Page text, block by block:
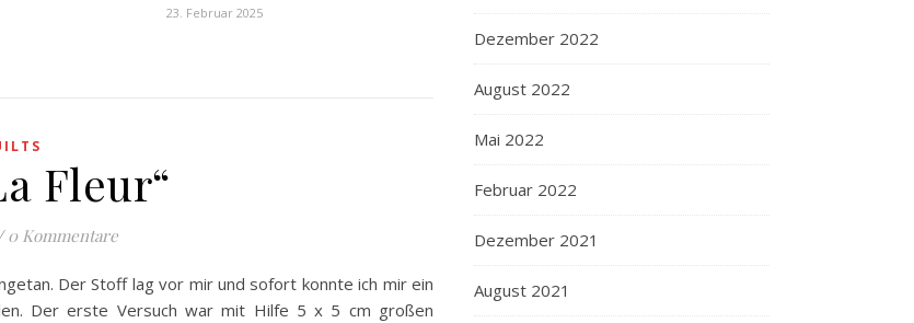
23. Februar 2025
Fleur“
0 Kommentare
Der Stoff lag vor mir und sofort konnte ich mir ein
Der erste Versuch war mit Hilfe 5 x 5 cm großen
Dezember 2022
August 2022
Mai 2022
Februar 2022
Dezember 2021
August 2021